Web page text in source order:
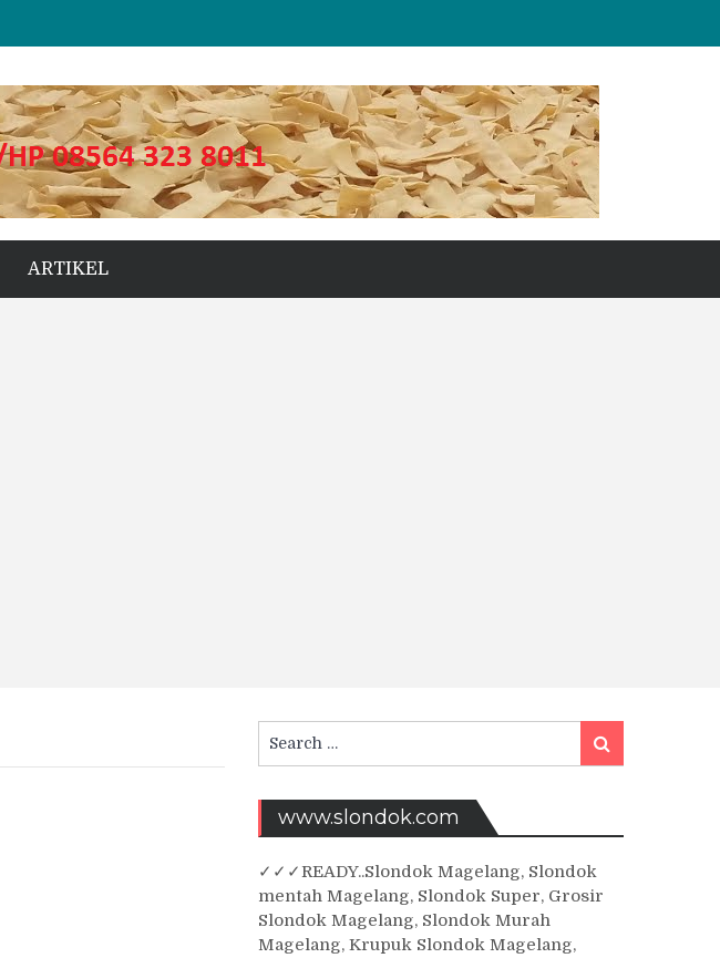
Besar
ARTIKEL
Search
for:
Search
www.slondok.com
✓ ✓✓READY..Slondok Magelang, Slondok
mentah Magelang, Slondok Super, Grosir
Slondok Magelang, Slondok Murah
Magelang, Krupuk Slondok Magelang,